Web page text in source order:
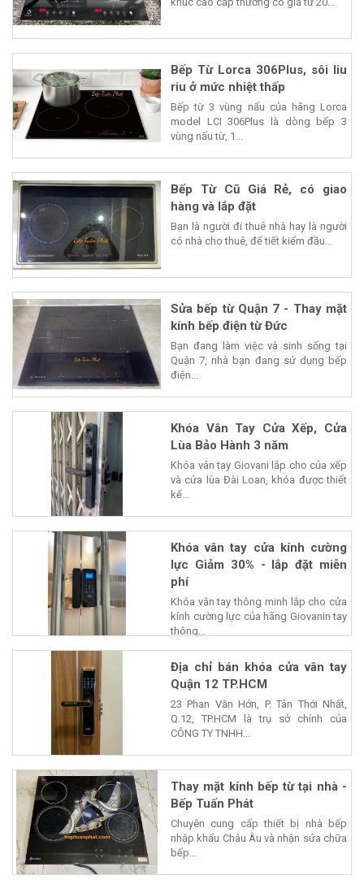
khúc cao cấp thường có giá từ 20...
Bếp Từ Lorca 306Plus, sôi liu
riu ở mức nhiệt thấp
Bếp từ 3 vùng nấu của hãng Lorca
model LCI 306Plus là dòng bếp 3
vùng nấu từ, 1...
Bếp Từ Cũ Giá Rẻ, có giao
hàng và lắp đặt
Bạn là người đi thuê nhà hay là người
có nhà cho thuê, để tiết kiểm đầu...
Sửa bếp từ Quận 7 - Thay mặt
kính bếp điện từ Đức
Bạn đang làm việc và sinh sống tại
Quận 7, nhà bạn đang sử dụng bếp
điện...
Khóa Vân Tay Cửa Xếp, Cửa
Lùa Bảo Hành 3 năm
Khóa vân tay Giovani lắp cho của xếp
và cửa lùa Đài Loan, khóa được thiết
kế...
Khóa vân tay cửa kính cường
lực Giảm 30% - lắp đặt miễn
phí
Khóa vân tay thông minh lắp cho cửa
kính cường lực của hãng Giovanin tay
thông...
Địa chỉ bán khóa cửa vân tay
Quận 12 TP.HCM
23 Phan Văn Hớn, P. Tân Thới Nhất,
Q.12, TP.HCM là trụ sở chính của
CÔNG TY TNHH...
Thay mặt kính bếp từ tại nhà -
Bếp Tuấn Phát
Chuyên cung cấp thiết bị nhà bếp
nhập khẩu Châu Âu và nhận sửa chữa
bếp...